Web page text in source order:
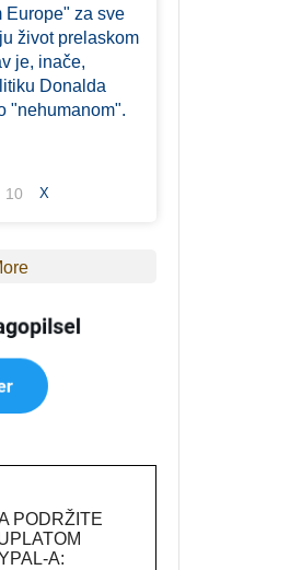
Europe" za sve
život prelaskom
je, inače,
Donalda
"nehumanom".
10 X
PODRŽITE
A: